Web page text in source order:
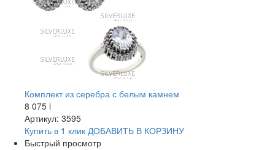
Комплект из серебра с белым камнем
8 075 i
Артикул: 3595
Купить в 1 клик ДОБАВИТЬ В КОРЗИНУ
Быстрый просмотр